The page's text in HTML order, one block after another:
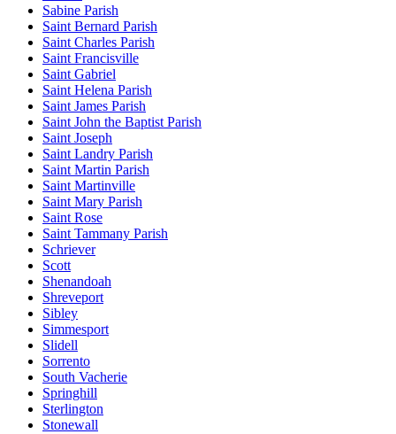
Sabine Parish
Saint Bernard Parish
Saint Charles Parish
Saint Francisville
Saint Gabriel
Saint Helena Parish
Saint James Parish
Saint John the Baptist Parish
Saint Joseph
Saint Landry Parish
Saint Martin Parish
Saint Martinville
Saint Mary Parish
Saint Rose
Saint Tammany Parish
Schriever
Scott
Shenandoah
Shreveport
Sibley
Simmesport
Slidell
Sorrento
South Vacherie
Springhill
Sterlington
Stonewall